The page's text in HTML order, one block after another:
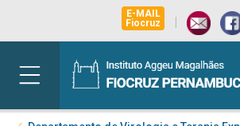
E-MAIL
Fiocruz
|